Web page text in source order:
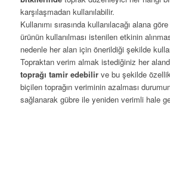
karşılaşmadan kullanılabilir.
Kullanımı sırasında kullanılacağı alana
ürünün kullanılması istenilen etkinin
nedenle her alan için önerildiği şekilde
Topraktan verim almak istediğiniz her
toprağı tamir edebilirve bu şekilde
biçilen toprağın veriminin azalması
sağlanarak gübre ile yeniden verimli hale